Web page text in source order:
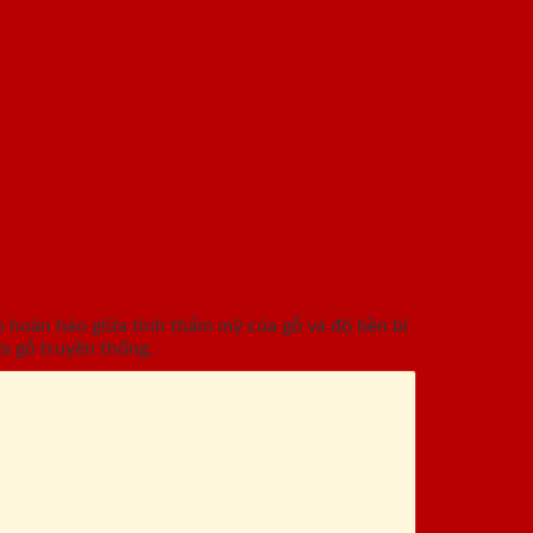
hảo giữa tính thẩm mỹ của gỗ và độ bền bỉ
gỗ truyền thống.